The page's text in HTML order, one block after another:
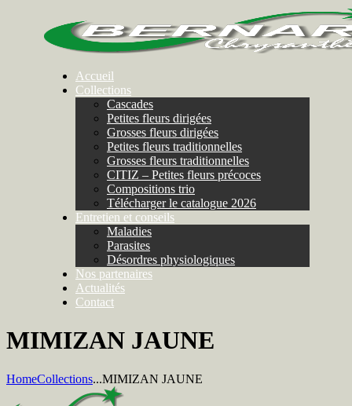
Accueil
Collections
Cascades
Petites fleurs dirigées
Grosses fleurs dirigées
Petites fleurs traditionnelles
Grosses fleurs traditionnelles
CITIZ – Petites fleurs précoces
Compositions trio
Télécharger le catalogue 2026
Entretien et conseils
Maladies
Parasites
Désordres physiologiques
Nos partenaires
Actualités
Contact
MIMIZAN JAUNE
HomeCollections...MIMIZAN JAUNE